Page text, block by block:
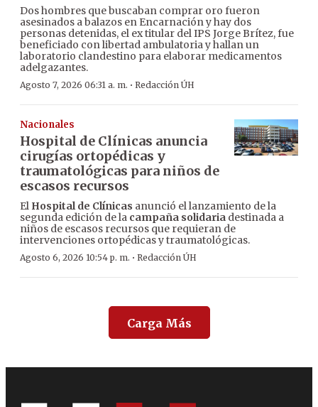
Dos hombres que buscaban comprar oro fueron
asesinados a balazos en Encarnación y hay dos
personas detenidas, el ex titular del IPS Jorge Brítez, fue
beneficiado con libertad ambulatoria y hallan un
laboratorio clandestino para elaborar medicamentos
adelgazantes.
Agosto 7, 2026 06:31 a. m. · Redacción ÚH
Nacionales
Hospital de Clínicas anuncia
cirugías ortopédicas y
traumatológicas para niños de
escasos recursos
El Hospital de Clínicas anunció el lanzamiento de la
segunda edición de la campaña solidaria destinada a
niños de escasos recursos que requieran de
intervenciones ortopédicas y traumatológicas.
Agosto 6, 2026 10:54 p. m. · Redacción ÚH
Carga Más